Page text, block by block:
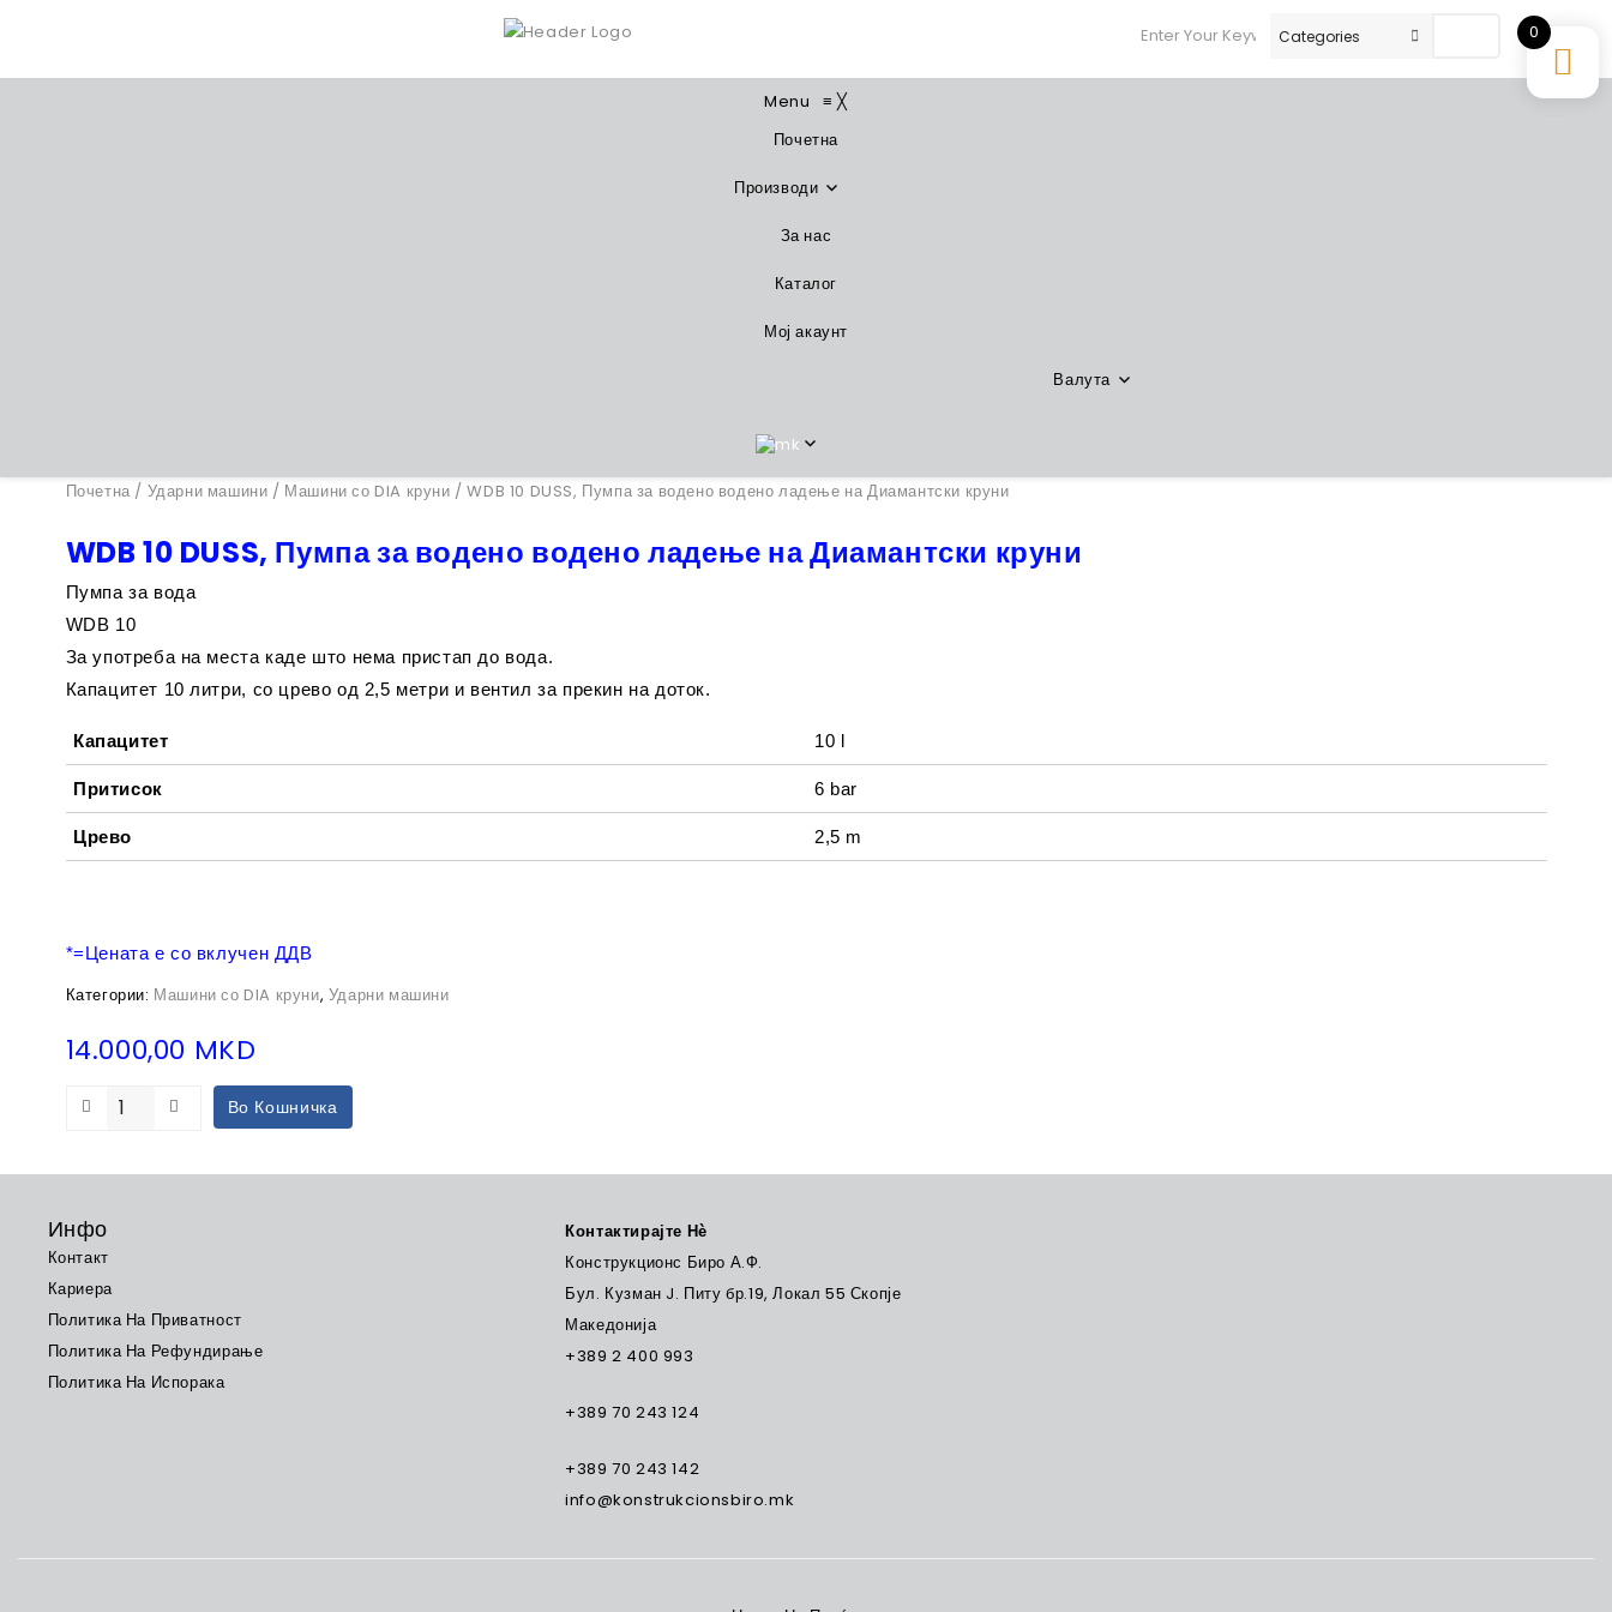
Menu≡ ╳
Почетна
Производи
За нас
Каталог
Мој акаунт
Валута
Почетна / Ударни машини / Машини со DIA круни / WDB 10 DUSS, Пумпа за водено водено ладење на Диамантски круни
WDB 10 DUSS, Пумпа за водено водено ладење на Диамантски круни
Пумпа за вода
WDB 10
За употреба на места каде што нема пристап до вода.
Капацитет 10 литри, со црево од 2,5 метри и вентил за прекин на доток.
Капацитет 10 l
Притисок 6 bar
Црево 2,5 m
*=Цената е со вклучен ДДВ
Категории: Машини со DIA круни, Ударни машини
14.000,00 MKD
Во Кошничка
Инфо
Контакт
Кариера
Политика На Приватност
Политика На Рефундирање
Политика На Испорака
Контактирајте Нѐ
Конструкционс Биро А.Ф.
Бул. Кузман J. Питу бр.19, Локал 55 Скопје
Македонија
+389 2 400 993
+389 70 243 124
+389 70 243 142
info@konstrukcionsbiro.mk
0